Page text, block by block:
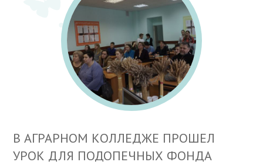
В АГРАРНОМ КОЛЛЕДЖЕ ПРОШЕЛ
УРОК ДЛЯ ПОДОПЕЧНЫХ ФОНДА